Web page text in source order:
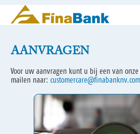
AANVRAGEN
Voor uw aanvragen kunt u bij een van
mailen naar:customercare@finabanknv.com